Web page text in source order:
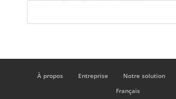
À propos Entreprise Notre solution
Français